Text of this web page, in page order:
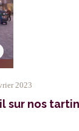
2023
sur nos